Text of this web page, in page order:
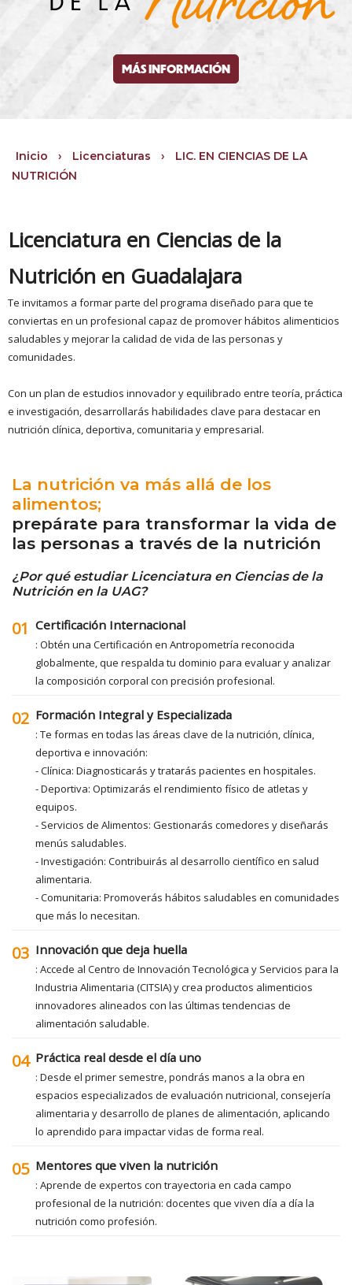
MÁS INFORMACIÓN
Inicio › Licenciaturas ›
LIC. EN CIENCIAS DE LA
NUTRICIÓN
Licenciatura en Ciencias de la
Nutrición en Guadalajara
Te invitamos a formar parte del programa diseñado para que te
conviertas en un profesional capaz de promover hábitos alimenticios
saludables y mejorar la calidad de vida de las personas y
comunidades.
Con un plan de estudios innovador y equilibrado entre teoría, práctica
e investigación, desarrollarás habilidades clave para destacar en
nutrición clínica, deportiva, comunitaria y empresarial.
La nutrición va más allá de los
alimentos;
prepárate para transformar la vida de
las personas a través de la nutrición
¿Por qué estudiar Licenciatura en Ciencias de la
Nutrición en la UAG?
01 Certificación Internacional
: Obtén una Certificación en Antropometría reconocida
globalmente, que respalda tu dominio para evaluar y analizar
la composición corporal con precisión profesional.
02 Formación Integral y Especializada
: Te formas en todas las áreas clave de la nutrición, clínica,
deportiva e innovación:
- Clínica: Diagnosticarás y tratarás pacientes en hospitales.
- Deportiva: Optimizarás el rendimiento físico de atletas y
equipos.
- Servicios de Alimentos: Gestionarás comedores y diseñarás
menús saludables.
- Investigación: Contribuirás al desarrollo científico en salud
alimentaria.
- Comunitaria: Promoverás hábitos saludables en comunidades
que más lo necesitan.
03 Innovación que deja huella
: Accede al Centro de Innovación Tecnológica y Servicios para la
Industria Alimentaria (CITSIA) y crea productos alimenticios
innovadores alineados con las últimas tendencias de
alimentación saludable.
04 Práctica real desde el día uno
: Desde el primer semestre, pondrás manos a la obra en
espacios especializados de evaluación nutricional, consejería
alimentaria y desarrollo de planes de alimentación, aplicando
lo aprendido para impactar vidas de forma real.
05 Mentores que viven la nutrición
: Aprende de expertos con trayectoria en cada campo
profesional de la nutrición: docentes que viven día a día la
nutrición como profesión.